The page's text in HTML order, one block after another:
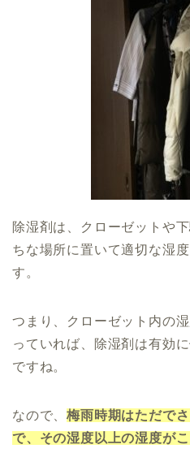
除湿剤は、クローゼットや
ちな場所に置いて適切な湿
す。
つまり、クローゼット内の
っていれば、除湿剤は有効
ですね。
なので、梅雨時期はただで
で、その湿度以上の湿度が